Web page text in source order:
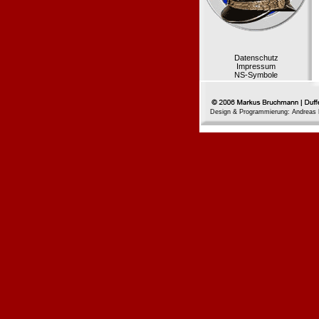
Datenschutz
Impressum
NS-Symbole
Design & Programmierung: Andreas